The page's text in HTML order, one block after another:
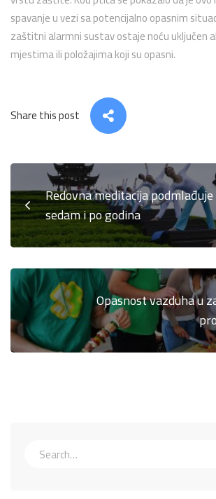
spavanje u vezi sa potencijalno opasnim
zaštitni alarmni sustav ostaje noću uključen
mjestima ili položajima koji su opasni.
Share this post
Redovna meditacija
sedam i po godina
Opasnost vazduha u